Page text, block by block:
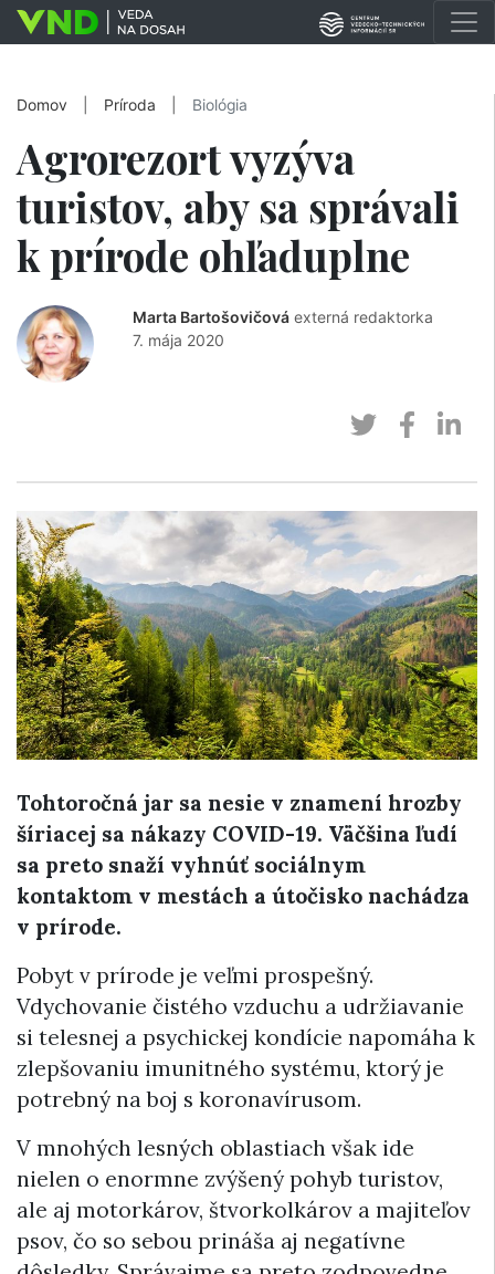
Domov Príroda Biológia
Agrorezort vyzýva
turistov, aby sa správali
k prírode ohľaduplne
Marta Bartošovičová externá redaktorka
7. mája 2020
Tohtoročná jar sa nesie v znamení hrozby
šíriacej sa nákazy COVID-19. Väčšina ľudí
sa preto snaží vyhnúť sociálnym
kontaktom v mestách a útočisko nachádza
v prírode.
Pobyt v prírode je veľmi prospešný.
Vdychovanie čistého vzduchu a udržiavanie
si telesnej a psychickej kondície napomáha k
zlepšovaniu imunitného systému, ktorý je
potrebný na boj s koronavírusom.
V mnohých lesných oblastiach však ide
nielen o enormne zvýšený pohyb turistov,
ale aj motorkárov, štvorkolkárov a majiteľov
psov, čo so sebou prináša aj negatívne